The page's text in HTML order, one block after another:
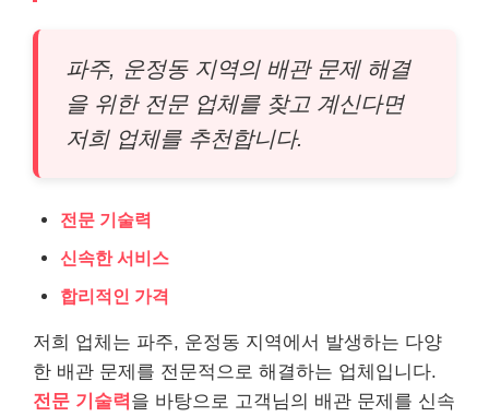
파주, 운정동 지역의 배관 문제 해결
을 위한 전문 업체를 찾고 계신다면
저희 업체를 추천합니다.
전문 기술력
신속한 서비스
합리적인 가격
저희 업체는 파주, 운정동 지역에서 발생하는 다양
한 배관 문제를 전문적으로 해결하는 업체입니다.
전문 기술력 을 바탕으로 고객님의 배관 문제를 신속